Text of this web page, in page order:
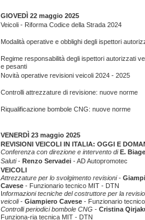
GIOVEDÌ 22 maggio 2025
Veicoli - Riforma Codice della Strada 2024
Modalità operative e obblighi degli ispettori
Regime responsabilità degli ispettori autorizzati
e pesanti
Novità operative revisioni veicoli 2024 - 2025
Controlli attrezzature di revisione: nuove norme
Riqualificazione bombole CNG: nuove norme
VENERDÌ 23 maggio 2025
REVISIONI VEICOLI IN ITALIA: OGGI E
Conferenza con direzione e intervento diE.
Saluti- Renzo Servadei - AD Autopromotec
VEICOLI
Attrezzature per lo svolgimento revisioni-
Cavese - Funzionario tecnico MIT - DTN
Informazioni tecniche del costruttore per la
veicoli- Giampiero Cavese - Funzionario
Controlli periodici bombole CNG - Cristina
Funziona-ria tecnica MIT - DTN